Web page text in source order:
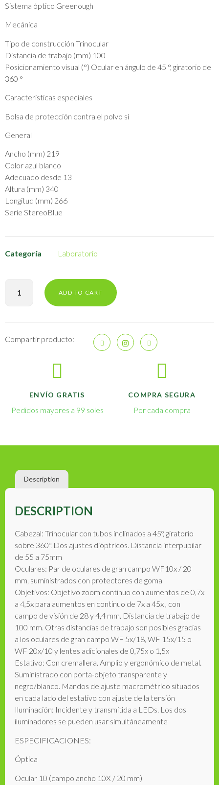
Sistema óptico Greenough
Mecánica
Tipo de construcción Trinocular
Distancia de trabajo (mm) 100
Posicionamiento visual (°) Ocular en ángulo de 45 °, giratorio de
360 ​​°
Características especiales
Bolsa de protección contra el polvo sí
General
Ancho (mm) 219
Color azul blanco
Adecuado desde 13
Altura (mm) 340
Longitud (mm) 266
Serie StereoBlue
Categoría Laboratorio
ADD TO CART
Compartir producto:
ENVÍO GRATIS
Pedidos mayores a 99 soles
COMPRA SEGURA
Por cada compra
Description
DESCRIPTION
Cabezal: Trinocular con tubos inclinados a 45º, giratorio
sobre 360º. Dos ajustes dióptricos. Distancia interpupilar
de 55 a 75mm
Oculares: Par de oculares de gran campo WF10x / 20
mm, suministrados con protectores de goma
Objetivos: Objetivo zoom continuo con aumentos de 0,7x
a 4,5x para aumentos en continuo de 7x a 45x , con
campo de visión de 28 y 4,4 mm. Distancia de trabajo de
100 mm. Otras distancias de trabajo son posibles gracias
a los oculares de gran campo WF 5x/18, WF 15x/15 o
WF 20x/10 y lentes adicionales de 0,75x o 1,5x
Estativo: Con cremallera. Amplio y ergonómico de metal.
Suministrado con porta-objeto transparente y
negro/blanco. Mandos de ajuste macrométrico situados
en cada lado del estativo con ajuste de la tensión
Iluminación: Incidente y transmitida a LEDs. Los dos
iluminadores se pueden usar simultáneamente
ESPECIFICACIONES:
Óptica
Ocular 10 (campo ancho 10X / 20 mm)